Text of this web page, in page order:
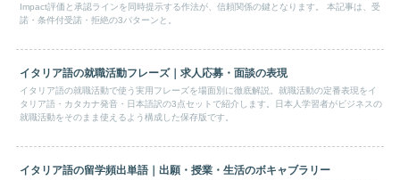
Impact評価と承認ラインを同時提示する作法が、信頼関係の鍵となります。 本記事は、受
諾・条件付受諾・拒絶の3パターンと。
イタリア語の就職活動フレーズ｜求人応募・面談の表現
イタリア語の就職活動で使う実用フレーズを場面別に徹底解説。就職活動の定番表現をイ
タリア語・カタカナ発音・日本語訳の3点セットで紹介します。日本人学習者がビジネスの
就職活動をそのまま使えるよう構成した保存版です。
イタリア語の留学頻出単語｜出願・授業・生活のボキャブラリー